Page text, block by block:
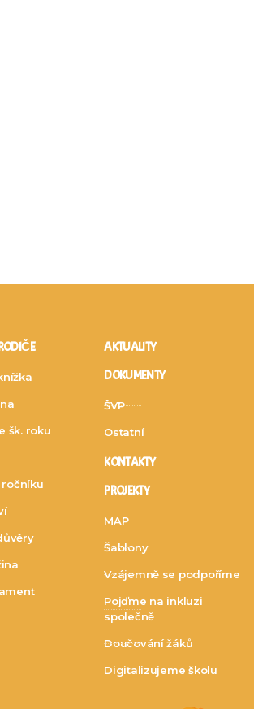
šk. roku
ročníku
AKTUALITY
DOKUMENTY
ŠVP
Ostatní
KONTAKTY
PROJEKTY
MAP
Šablony
Vzájemně se podpoříme
Pojďme na inkluzi
společně
Doučování žáků
Digitalizujeme školu